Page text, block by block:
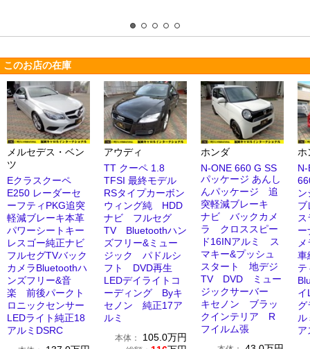
このお店の在庫
メルセデス・ベン
ツ
Eクラスクーペ
E250 レーダーセ
ーフティPKG追突
軽減ブレーキ本革
パワーシートキー
レスゴー純正ナビ
フルセグTVバック
カメラBluetoothハ
ンズフリー&音
楽 前後パークト
ロニックセンサー
LEDライト純正18
アルミDSRC
アウディ
TT クーペ 1.8
TFSI 最終モデル
RSタイプカーボン
ウィング純 HDD
ナビ フルセグ
TV Bluetoothハン
ズフリー&ミュー
ジック パドルシ
フト DVD再生
LEDデイライトコ
ーディング Byキ
セノン 純正17ア
ルミ
本体： 105.0万円
ホンダ
N-ONE 660 G SS
パッケージ あんし
んパッケージ 追
突軽減ブレーキ
ナビ バックカメ
ラ クロススピー
ド16INアルミ ス
マキー&プッシュ
スタート 地デジ
TV DVD ミュー
ジックサーバー
キセノン ブラッ
クインテリア R
フイルム張
ホ
ブ
ー
車
テ
イ
グ
ア